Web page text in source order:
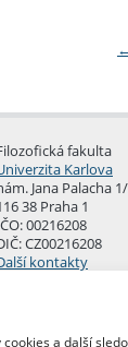
a další
←
fakulta
Karlova
Jana Palacha
38 Praha 1
00216208
CZ00216208
kontakty